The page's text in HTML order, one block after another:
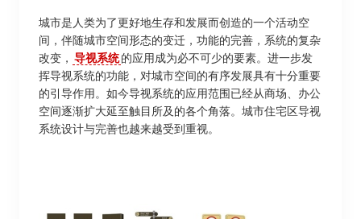
城市是人类为了更好地生存和发展而创造的一个活动空
间，伴随城市空间形态的变迁，功能的完善，系统的复杂
改变， 导视系统的应用成为必不可少的要素。进一步发
挥导视系统的功能，对城市空间的有序发展具有十分重要
的引导作用。如今导视系统的应用范围已经从商场、办公
空间逐渐扩大延至触目所及的各个角落。城市住宅区导视
系统设计与完善也越来越受到重视。